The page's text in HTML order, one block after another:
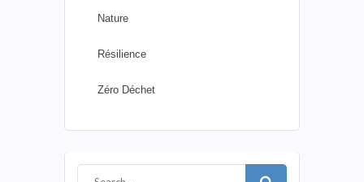
Nature
Résilience
Zéro Déchet